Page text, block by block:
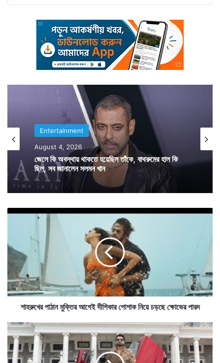
জানাতে চান। কারণ তাঁকে দেখে ভিনগ্রহের জীব বলে মনে হয়
তাঁর বাবাও তাঁকে ভিনগ্রহের জীব ভাবেন শুনে আরও মুশকিল বাড়ে।
সেই ছোট বয়সে তাঁর মনে প্রশ্ন জাগে যে তিনি কি আদৌ মানুষ,
নাকি সত্যিই ভিনগ্রহ থেকে এসেছেন? প্রশ্নটা তাঁকে খোঁচা দিতে
থাকে।
Entertainment
August 4, 2026
জেলে কি অবস্থায় থাকতে হয়েছিল তাঁকে, বাথরুমের হাল কি
ছিল, সব জানালেন সলমন খান
Entertainment
August 3, 2026
আসন্ন রামায়ণ সিনেমায় সূর্পণখার চরিত্রে চমক, দেখা যাবে
বলিউডের প্রথমসারির নায়িকাকে
শা
খে
পা
ঠা
ন
মু
আ
গে
ই
দী
শাহরুখের পাঠান মুক্তির আগেই দীপিকার পোশাক নিয়ে চড়ছে ক্ষোভের পারদ
দে
শে
র
স